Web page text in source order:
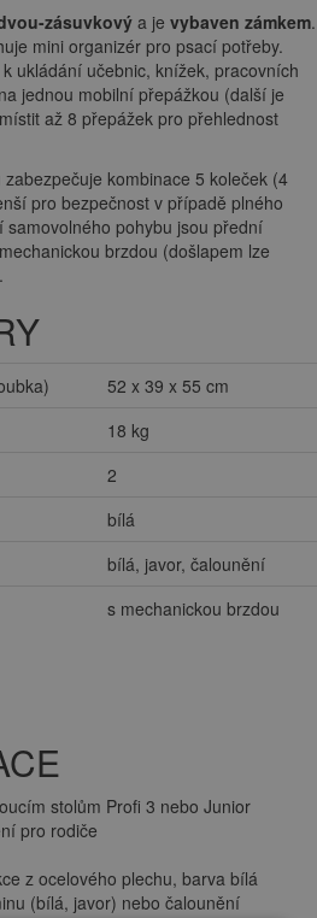
zásuvkový a je vybaven zámkem.
mini organizér pro psací potřeby.
ukládání učebnic, knížek, pracovních
jednou mobilní přepážkou (další je
až 8 přepážek pro přehlednost
kombinace 5 koleček (4
pro bezpečnost v případě plného
pohybu jsou přední
brzdou (došlapem lze
52 x 39 x 55 cm
18 kg
2
bílá
bílá, javor, čalounění
s mechanickou brzdou
stolům Profi 3 nebo Junior
pro rodiče
z ocelového plechu, barva bílá
(bílá, javor) nebo čalounění